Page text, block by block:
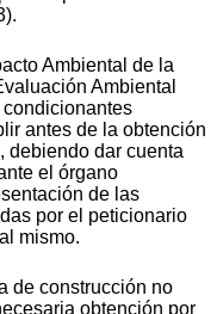
Ambiental de la
Ambiental
antes de la obtención
debiendo dar cuenta
el órgano
de las
por el peticionario
mismo.
de construcción no
obtención por